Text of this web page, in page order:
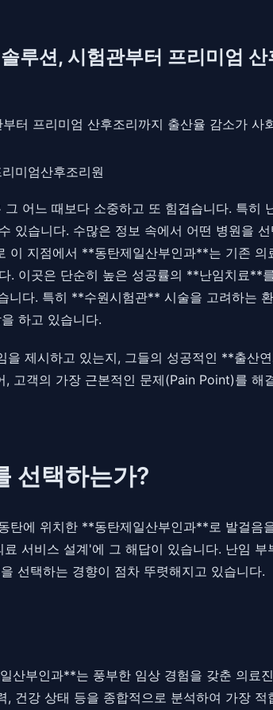
루션, 시험관부터 프리미엄 산
터 프리미엄 산후조리까지 출산율 감소가
미엄산후조리원
어느 때보다 소중하고 또 힘겹습니다. 특히
있습니다. 수많은 정보 속에서 어떤 병원을
지점에서 **동탄제일산부인과**는 기존
이곳은 단순히 높은 성공률의 **난임치료**
다. 특히 **수원시험관** 시술을 고려하는
하고 있습니다.
제시하고 있는지, 그들의 성공적인 **출산
고객의 가장 근본적인 문제(Pain Point)를
선택하는가?
에 위치한 **동탄제일산부인과**로 발걸음
서비스 설계'에 그 해답이 있습니다. 난임
선택하는 경향이 점차 뚜렷해지고 있습니다.
부인과**는 풍부한 임상 경험을 갖춘 의료
강 상태 등을 종합적으로 분석하여 가장